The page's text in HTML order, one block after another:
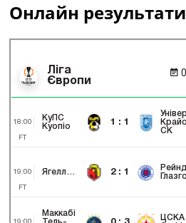
Онлайн результати